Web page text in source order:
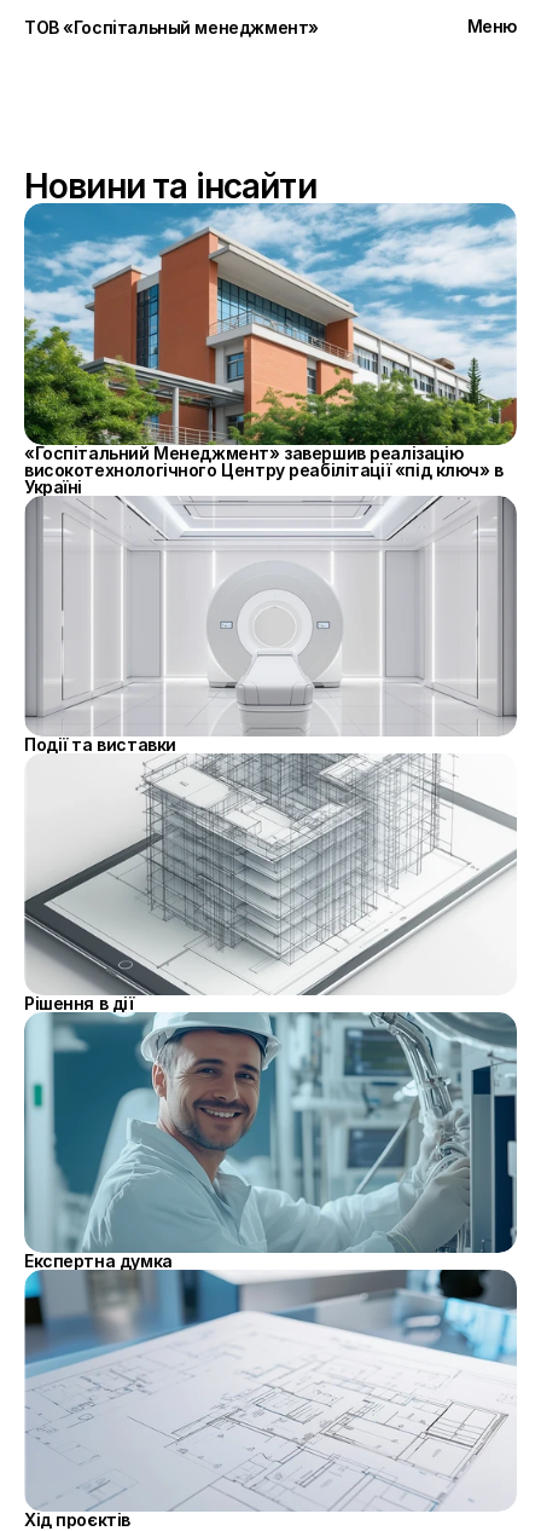
ТОВ «Госпiтальный менеджмент»
Меню
Новини та інсайти
«Госпітальний Менеджмент» завершив реалізацію
високотехнологічного Центру реабілітації «під ключ» в
Україні
Події та виставки
Рішення в дії
Експертна думка
Хід проєктів